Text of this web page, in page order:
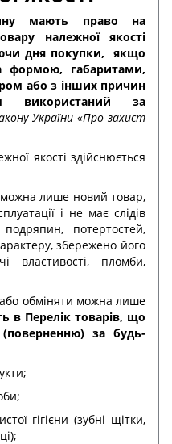
мають право на
належної якості
дня покупки,
якщо
формою, габаритами,
або з інших причин
за
України «Про захист
якості здійснюється
лише новий товар,
і не має слідів
потертостей,
збережено його
властивості, пломби,
або обміняти можна лише
в Перелік товарів, що
за будь-
гігієни (зубні щітки,